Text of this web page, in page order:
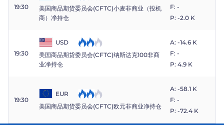
19:30
美国商品期货委员会(CFTC)小麦非商业（投机
商）净持仓
F: -
P: -2.0 K
19:30
USD
美国商品期货委员会(CFTC)纳斯达克100非商
业净持仓
A: -14.6 K
F: -
P: 4.9 K
19:30
EUR
美国商品期货委员会(CFTC)欧元非商业净持仓
A: -58.1 K
F: -
P: -72.4 K